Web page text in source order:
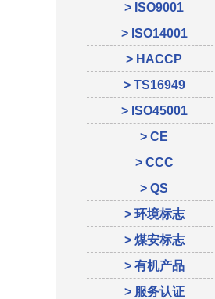
> ISO9001
> ISO14001
> HACCP
> TS16949
> ISO45001
> CE
> CCC
> QS
> 环境标志
> 煤安标志
> 有机产品
> 服务认证